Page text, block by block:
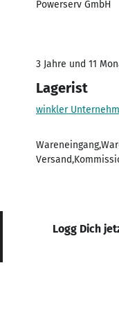
Powerserv GmbH
3 Jahre und 11
Lagerist
winkler
Logg Dich